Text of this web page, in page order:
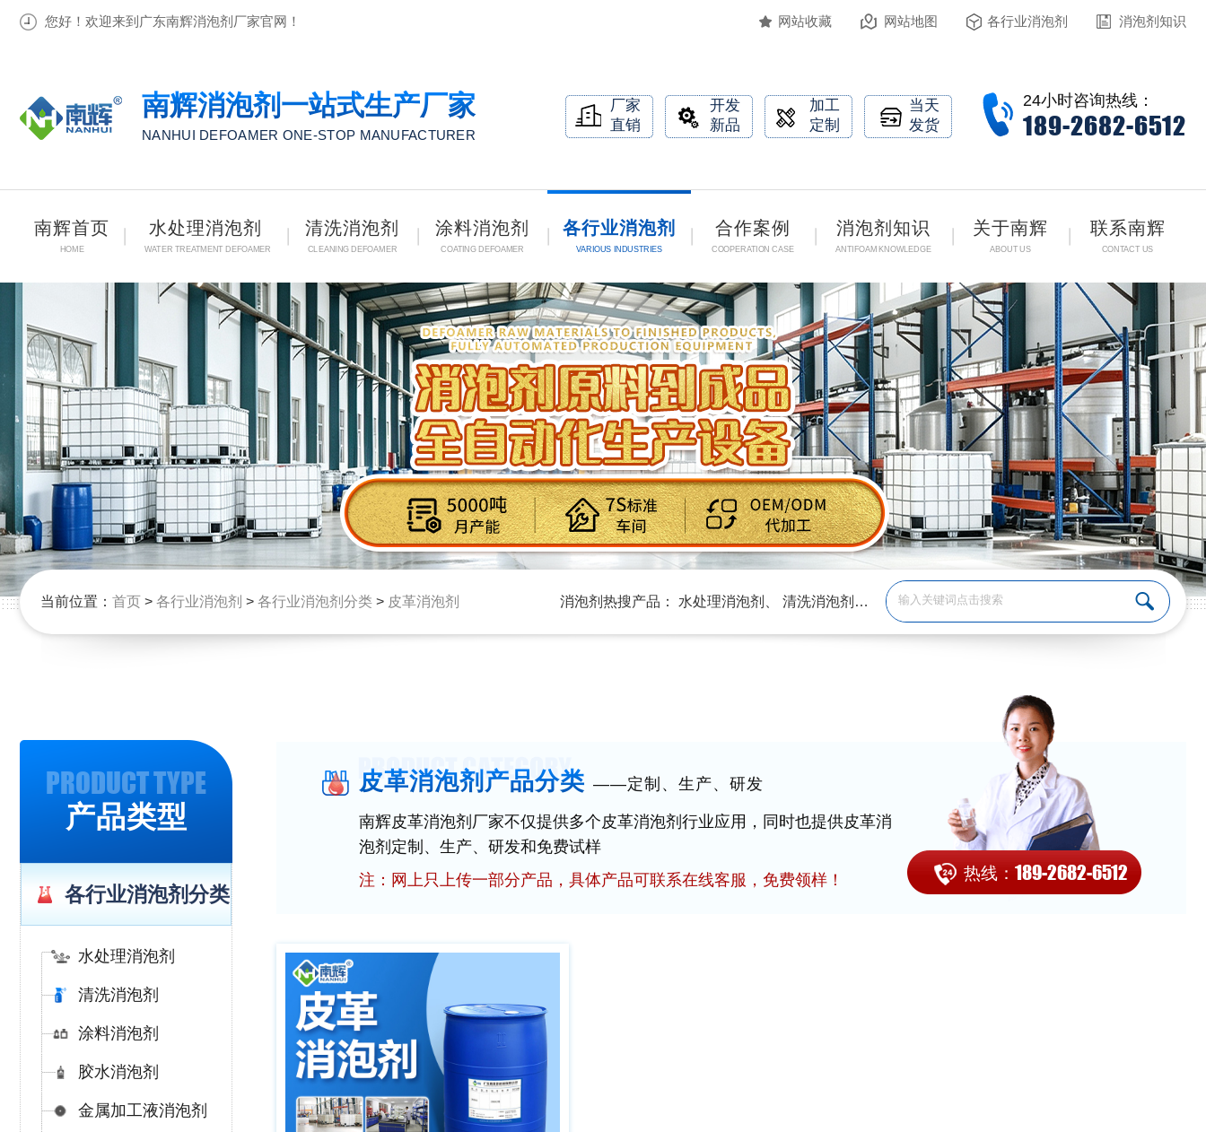
您好！欢迎来到广东南辉消泡剂厂家官网！ 网站收藏 网站地图 各行业消泡剂 消泡剂知识
南辉消泡剂一站式生产厂家
NANHUI DEFOAMER ONE-STOP MANUFACTURER
厂家
直销
开发
新品
加工
定制
当天
发货
24小时咨询热线：
189-2682-6512
南辉首页
HOME
水处理消泡剂
WATER TREATMENT DEFOAMER
清洗消泡剂
CLEANING DEFOAMER
涂料消泡剂
COATING DEFOAMER
各行业消泡剂
VARIOUS INDUSTRIES
合作案例
COOPERATION CASE
消泡剂知识
ANTIFOAM KNOWLEDGE
关于南辉
ABOUT US
联系南辉
CONTACT US
当前位置： 首页 > 各行业消泡剂 > 各行业消泡剂分类 > 皮革消泡剂 消泡剂热搜产品： 水处理消泡剂 清洗消泡剂 、 涂料消泡剂、切削液消泡剂
PRODUCT TYPE
产品类型
各行业消泡剂分类
水处理消泡剂
清洗消泡剂
涂料消泡剂
胶水消泡剂
金属加工液消泡剂
皮革消泡剂产品分类 ——定制、生产、研发
南辉皮革消泡剂厂家不仅提供多个皮革消泡剂行业应用，同时也提供皮革消
泡剂定制、生产、研发和免费试样
注：网上只上传一部分产品，具体产品可联系在线客服，免费领样！
热线： 189-2682-6512